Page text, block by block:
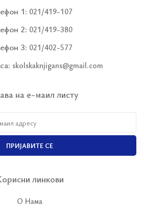
1: 021/419-107
2: 021/419-380
3: 021/402-577
skolskaknjigans@gmail.com
на е-маил листу
ПРИЈАВИТЕ СЕ
линкови
О Нама